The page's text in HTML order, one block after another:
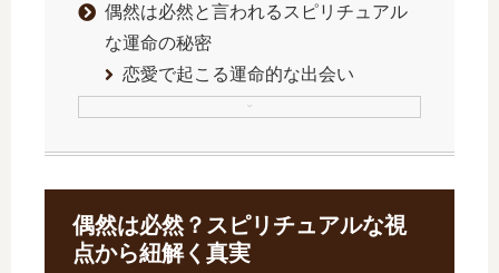
偶然は必然と言われるスピリチュアル
な運命の秘密
恋愛で起こる運命的な出会い
偶然は必然？スピリチュアルな視
点から紐解く真実